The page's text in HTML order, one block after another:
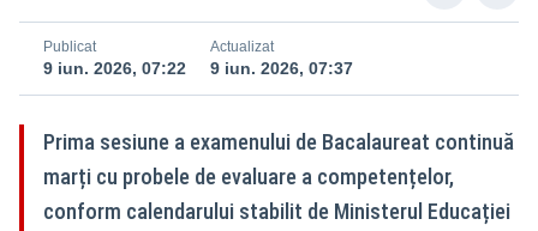
Publicat
9 iun. 2026, 07:22
Actualizat
9 iun. 2026, 07:37
Prima sesiune a examenului de Bacalaureat continuă
marți cu probele de evaluare a competențelor,
conform calendarului stabilit de Ministerul Educației